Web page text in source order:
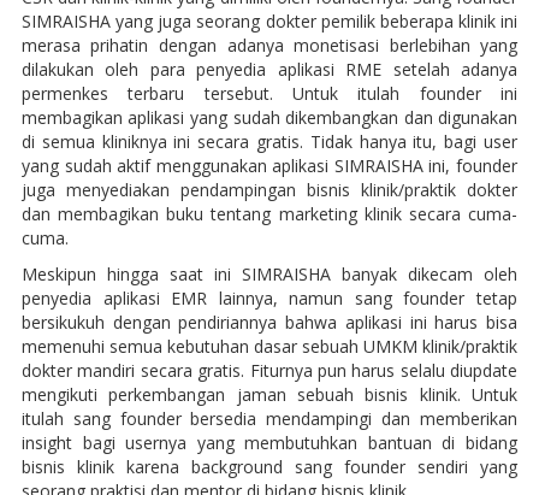
SIMRAISHA yang juga seorang dokter pemilik beberapa klinik ini
merasa prihatin dengan adanya monetisasi berlebihan yang
dilakukan oleh para penyedia aplikasi RME setelah adanya
permenkes terbaru tersebut. Untuk itulah founder ini
membagikan aplikasi yang sudah dikembangkan dan digunakan
di semua kliniknya ini secara gratis. Tidak hanya itu, bagi user
yang sudah aktif menggunakan aplikasi SIMRAISHA ini, founder
juga menyediakan pendampingan bisnis klinik/praktik dokter
dan membagikan buku tentang marketing klinik secara cuma-
cuma.
Meskipun hingga saat ini SIMRAISHA banyak dikecam oleh
penyedia aplikasi EMR lainnya, namun sang founder tetap
bersikukuh dengan pendiriannya bahwa aplikasi ini harus bisa
memenuhi semua kebutuhan dasar sebuah UMKM klinik/praktik
dokter mandiri secara gratis. Fiturnya pun harus selalu diupdate
mengikuti perkembangan jaman sebuah bisnis klinik. Untuk
itulah sang founder bersedia mendampingi dan memberikan
insight bagi usernya yang membutuhkan bantuan di bidang
bisnis klinik karena background sang founder sendiri yang